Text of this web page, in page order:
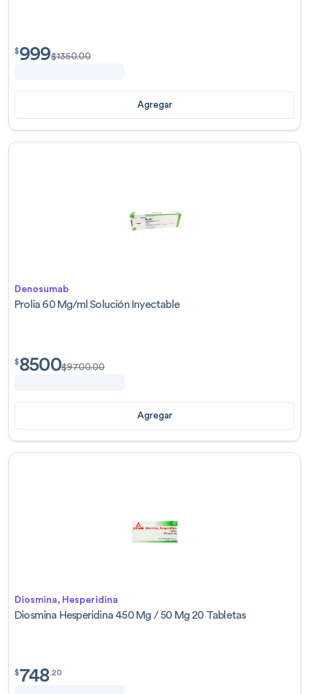
$999.00
$999$1350.00
Agregar
Denosumab
Prolia 60 Mg/ml Solución Inyectable
$8500.00
$8500$9700.00
Agregar
Diosmina, Hesperidina
Diosmina Hesperidina 450 Mg / 50 Mg 20 Tabletas
$748.20
$748.20